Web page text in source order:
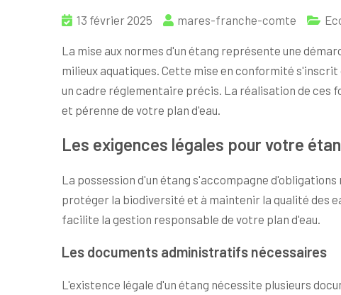
13 février 2025 mares-franche-comte
La mise aux normes d'un étang représente une
milieux aquatiques. Cette mise en conformité
un cadre réglementaire précis. La réalisation de
et pérenne de votre plan d'eau.
Les exigences légales pour votre
La possession d'un étang s'accompagne
protéger la biodiversité et à maintenir la qualité des
facilite la gestion responsable de votre plan d'eau.
Les documents administratifs nécessaires
L'existence légale d'un étang nécessite plusieurs